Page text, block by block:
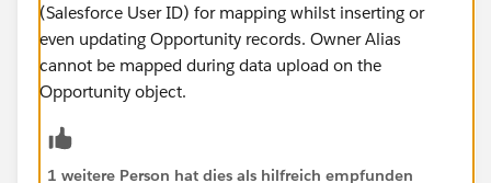
(Salesforce User ID) for mapping whilst inserting or
even updating Opportunity records. Owner Alias
cannot be mapped during data upload on the
Opportunity object.
1 weitere Person hat dies als hilfreich empfunden